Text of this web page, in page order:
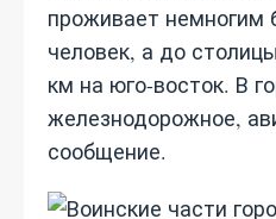
проживает немногим
человек, а до
км на юго-восток. В
железнодорожное,
сообщение.